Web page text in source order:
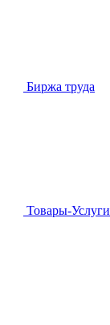
Биржа труда
Товары-Услуги